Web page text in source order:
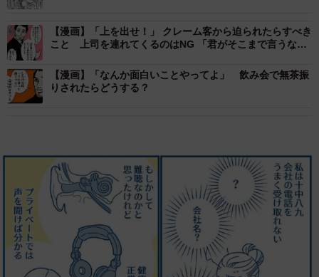
【漫画】「上を出せ！」 クレーム客から迫られたらすべき
こと 上司を連れてくるのはNG 「君がそこまで言うなら
【漫画】「なんか面白いことやってよ」 飲み会で無茶振
りされたらどうする？